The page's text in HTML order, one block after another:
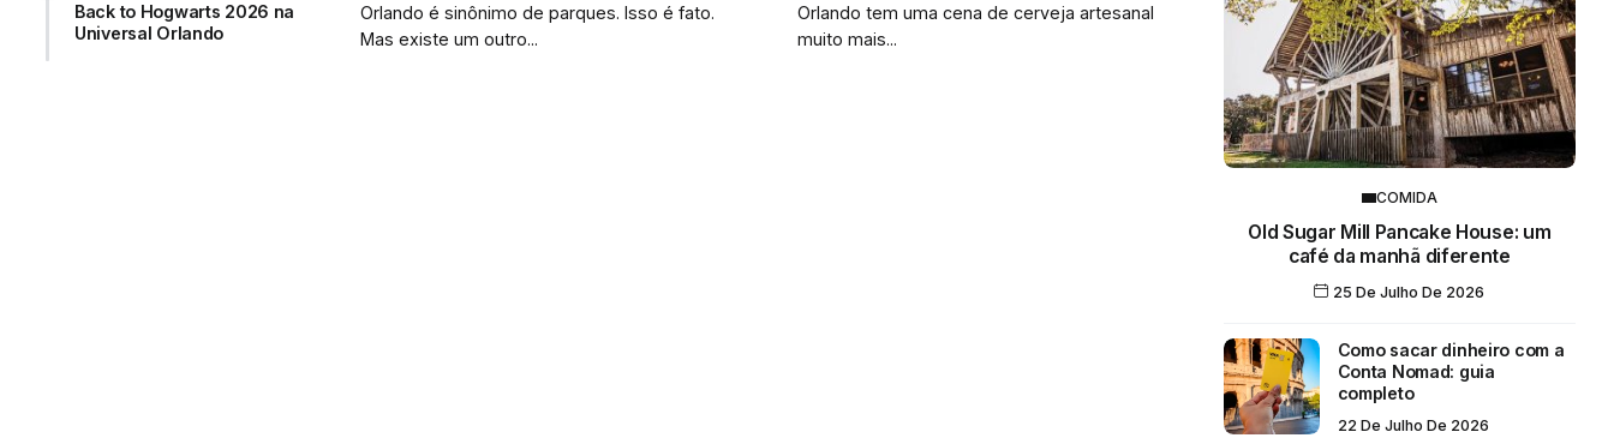
Back to Hogwarts 2026 na
Universal Orlando
Orlando é sinônimo de parques. Isso é fato.
Mas existe um outro...
Orlando tem uma cena de cerveja artesanal
muito mais...
COMIDA
Old Sugar Mill Pancake House: um
café da manhã diferente
25 De Julho De 2026
Como sacar dinheiro com a
Conta Nomad: guia
completo
22 De Julho De 2026